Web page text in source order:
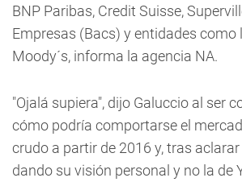
BNP Paribas, Credit Suisse,
Empresas (Bacs) y entidades como
Moody´s, informa la agencia NA.
"Ojalá supiera", dijo Galuccio al ser
cómo podría comportarse el
crudo a partir de 2016 y, tras
dando su visión personal y no la de